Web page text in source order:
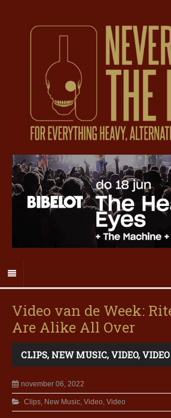
Video van de Week:
Are Alike All Over
CLIPS, NEW MUSIC, VIDEO, VIDEO
november 06, 2022
Clips, New Music, Video, Video